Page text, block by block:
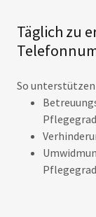
Täglich zu
So unterstützen